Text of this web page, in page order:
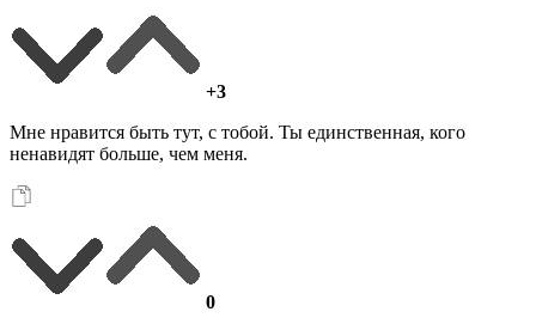
+3
Мне нравится быть тут, с тобой. Ты единственная, кого
ненавидят больше, чем меня.
0